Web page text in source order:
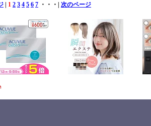
1 2 3 4 5 6 7 ・・・| 次のページ